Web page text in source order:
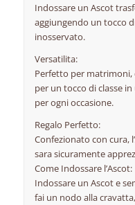
Indossare un Ascot
aggiungendo un tocco
inosservato.
Versatilita:
Perfetto per matrimoni,
per un tocco di classe in
per ogni occasione.
Regalo Perfetto:
Confezionato con cura,
sara sicuramente
Come Indossare l’Ascot:
Indossare un Ascot e
fai un nodo alla